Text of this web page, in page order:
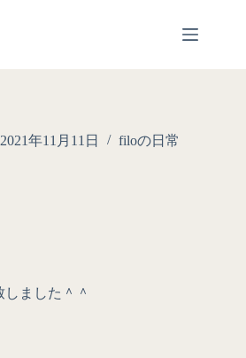
2021年11月11日 filoの日常
ました＾＾